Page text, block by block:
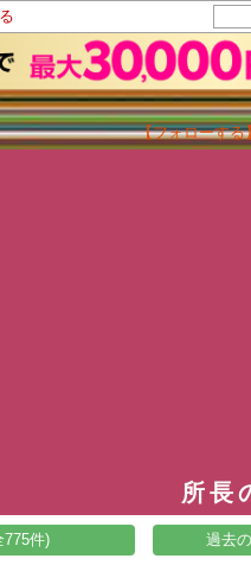
【フォローする
所長
775件) 過去